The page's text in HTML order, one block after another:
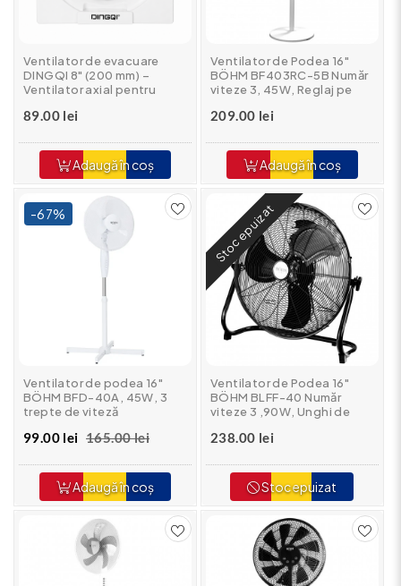
Ventilator de evacuare
DINGQI 8" (200 mm) –
Ventilator axial pentru
de aer
89.00 lei
Adaugă în coș
Ventilator de Podea 16"
BÖHM BF403RC-5B Număr
viteze 3, 45W, Reglaj pe
Functie de oscilatie 75°
209.00 lei
Adaugă în coș
-67%
Ventilator de podea 16"
BÖHM BFD-40A, 45W, 3
trepte de viteză
99.00 lei 165.00 lei
Adaugă în coș
Stoc epuizat
Ventilator de Podea 16"
BÖHM BLFF-40 Număr
viteze 3 ,90W, Unghi de
238.00 lei
Stoc epuizat